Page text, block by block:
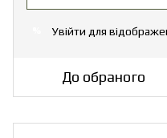
Увійти для
До обраного